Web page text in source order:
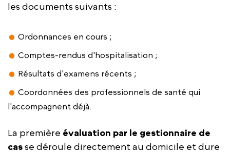
les documents suivants :
Ordonnances en cours ;
Comptes-rendus d'hospitalisation ;
Résultats d'examens récents ;
Coordonnées des professionnels de santé qui
l'accompagnent déjà.
La première évaluation par le gestionnaire de
casse déroule directement au domicile et dure